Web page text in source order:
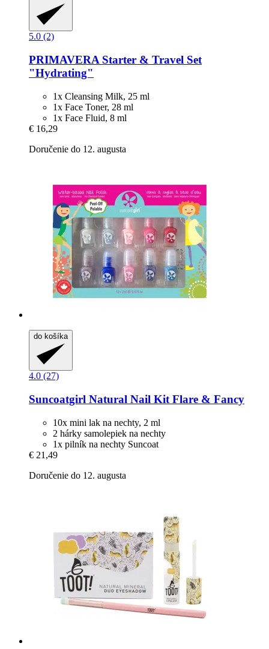
5.0 (2)
PRIMAVERA Starter & Travel Set
"Hydrating"
1x Cleansing Milk, 25 ml
1x Face Toner, 28 ml
1x Face Fluid, 8 ml
€ 16,29
Doručenie do 12. augusta
do košíka
4.0 (27)
Suncoatgirl Natural Nail Kit Flare & Fancy
10x mini lak na nechty, 2 ml
2 hárky samolepiek na nechty
1x pilník na nechty Suncoat
€ 21,49
Doručenie do 12. augusta